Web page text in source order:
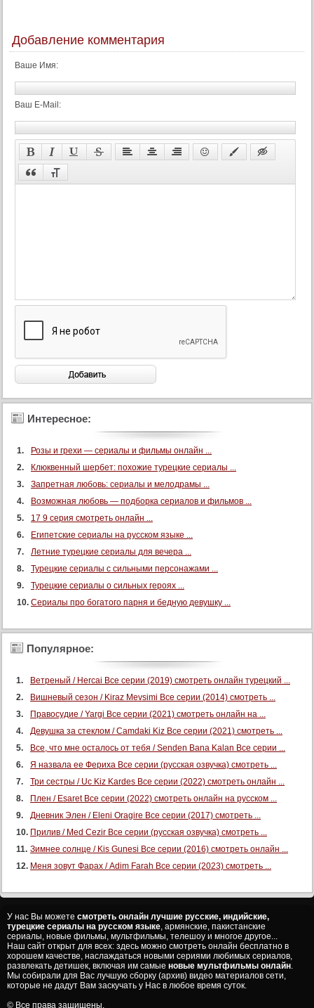
Добавление комментария
Ваше Имя:
Ваш E-Mail:
Интересное:
Розы и грехи — сериалы и фильмы онлайн ...
Клюквенный шербет: похожие турецкие сериалы ...
Запретная любовь: сериалы и мелодрамы ...
Возможная любовь — подборка сериалов и фильмов ...
17 9 серия смотреть онлайн ...
Египетские сериалы на русском языке ...
Летние турецкие сериалы для вечера ...
Турецкие сериалы с сильными персонажами ...
Турецкие сериалы о сильных героях ...
Сериалы про богатого парня и бедную девушку ...
Популярное:
Ветреный / Hercai Все серии (2019) смотреть онлайн турецкий ...
Вишневый сезон / Kiraz Mevsimi Все серии (2014) смотреть ...
Правосудие / Yargi Все серии (2021) смотреть онлайн на ...
Девушка за стеклом / Camdaki Kiz Все серии (2021) смотреть ...
Все, что мне осталось от тебя / Senden Bana Kalan Все серии ...
Я назвала ее Фериха Все серии (русская озвучка) смотреть ...
Три сестры / Uc Kiz Kardes Все серии (2022) смотреть онлайн ...
Плен / Esaret Все серии (2022) смотреть онлайн на русском ...
Дневник Элен / Eleni Oragire Все серии (2017) смотреть ...
Прилив / Med Cezir Все серии (русская озвучка) смотреть ...
Зимнее солнце / Kis Gunesi Все серии (2016) смотреть онлайн ...
Меня зовут Фарах / Adim Farah Все серии (2023) смотреть ...
У нас Вы можете смотреть онлайн лучшие русские, индийские,
турецкие сериалы на русском языке, армянские, пакистанские
сериалы, новые фильмы, мультфильмы, телешоу и многое другое...
Наш сайт открыт для всех: здесь можно смотреть онлайн бесплатно в
хорошем качестве, наслаждаться новыми сериями любимых сериалов,
развлекать детишек, включая им самые новые мультфильмы онлайн.
Мы собирали для Вас лучшую сборку (архив) видео материалов сети,
которые не дадут Вам заскучать у Нас в любое время суток.
© Все права защищены.